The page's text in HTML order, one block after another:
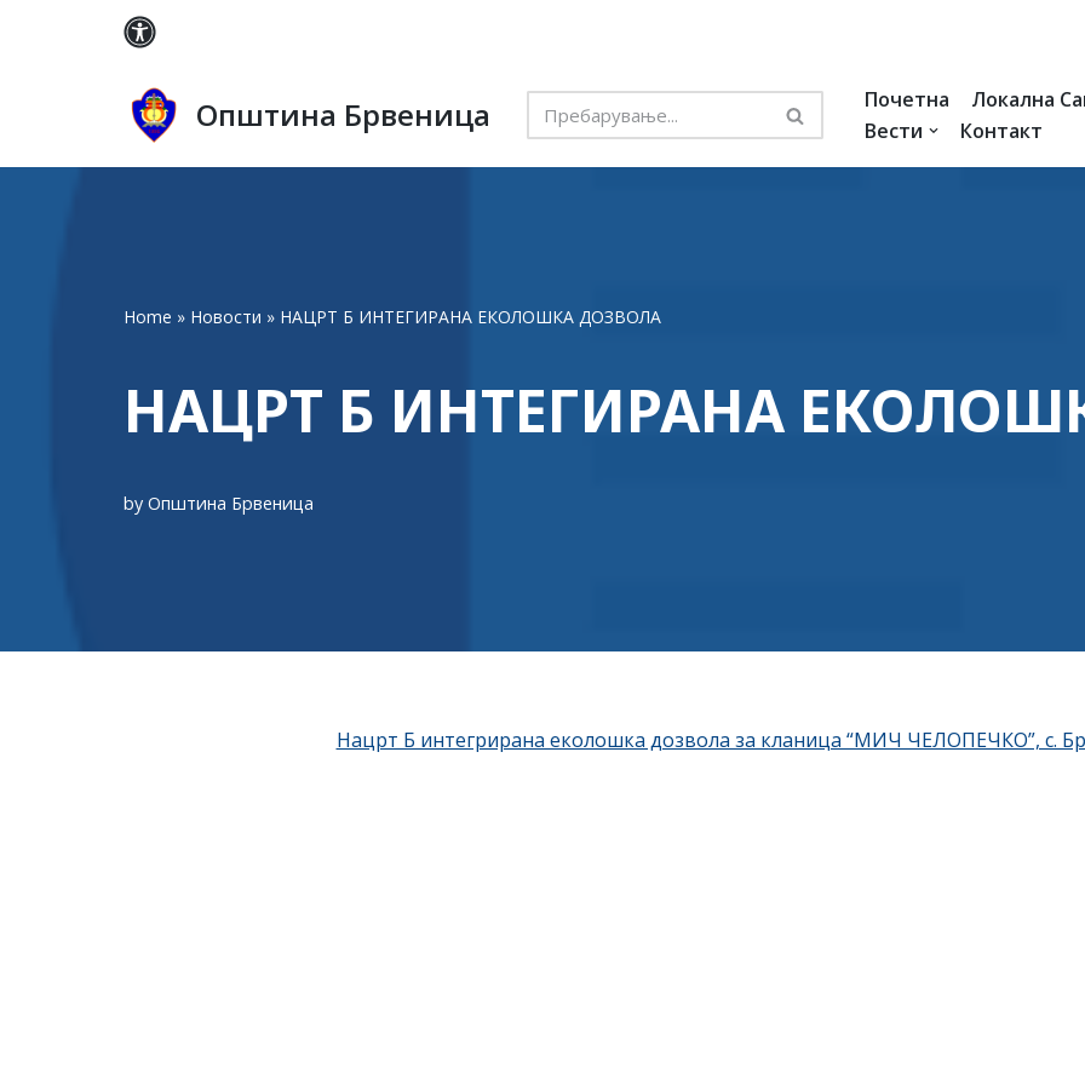
Општина Брвеница Почетна Локална
Вести
Контакт
Home » Новости » НАЦРТ Б ИНТЕГИРАНА ЕКОЛОШКА ДОЗВОЛА
НАЦРТ Б ИНТЕГИРАНА
by Општина Брвеница
Нацрт Б интегрирана еколошка дозвола за кланица “МИЧ ЧЕЛОПЕЧКО”, с.